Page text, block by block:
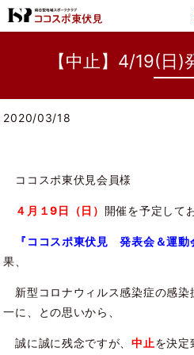
【中止】4/19(日)
2020/03/18
ココスポ東伏見会員様
４月１9日（日） 開催を予定して
『ココスポ東伏見 発表会＆運動
果、
新型コロナウィルス感染症の感染
一に、との思いから、
誠に誠に残念ですが、中止を決定